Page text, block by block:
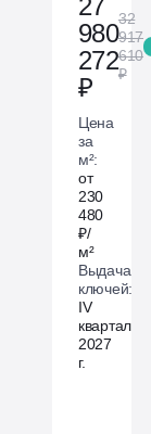
980
272
₽
32
917
610
₽
Цена
за
м²:
от
230
480
₽/
м²
Выдача
ключей:
IV
квартал
2027
г.